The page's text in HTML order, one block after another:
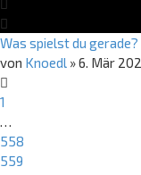
Was spielst du gerade?
von Knoedl »6. Mär
1
…
558
559